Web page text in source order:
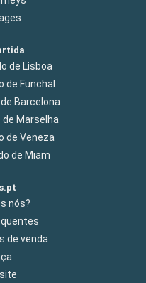
de Lisboa
de Funchal
Barcelona
Marselha
de Veneza
de Miam
nós?
de venda